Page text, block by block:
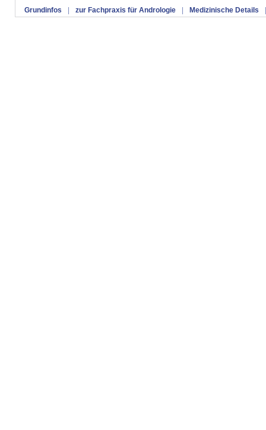
Grundinfos zur Fachpraxis für Andrologie Medizinische Details